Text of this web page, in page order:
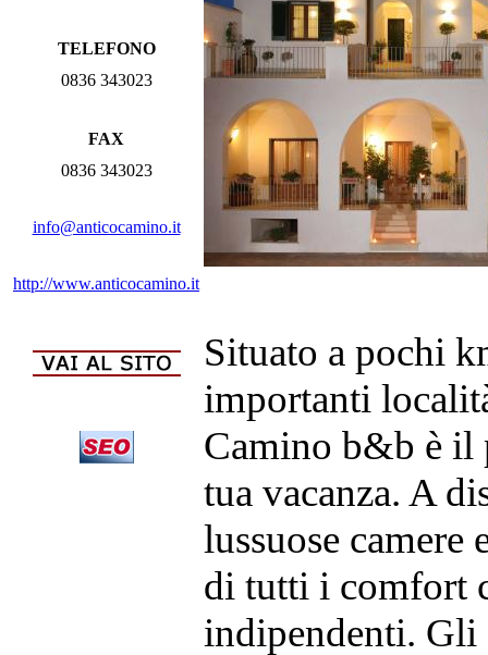
TELEFONO
0836 343023
FAX
0836 343023
info@anticocamino.it
http://www.anticocamino.it
Situato a pochi
importanti
Camino b&b è il
tua vacanza. A
lussuose camere
di tutti i comfort
indipendenti. Gli